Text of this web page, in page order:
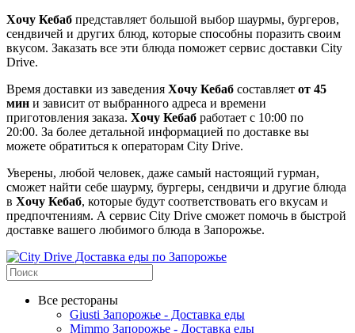
Хочу Кебаб представляет большой выбор шаурмы, бургеров,
сендвичей и других блюд, которые способны поразить своим
вкусом. Заказать все эти блюда поможет сервис доставки City
Drive.
Время доставки из заведения Хочу Кебаб составляет от 45
мин и зависит от выбранного адреса и времени
приготовления заказа. Хочу Кебаб работает с 10:00 по
20:00. За более детальной информацией по доставке вы
можете обратиться к операторам City Drive.
Уверены, любой человек, даже самый настоящий гурман,
сможет найти себе шаурму, бургеры, сендвичи и другие блюда
в Хочу Кебаб, которые будут соответствовать его вкусам и
предпочтениям. А сервис City Drive сможет помочь в быстрой
доставке вашего любимого блюда в Запорожье.
Все рестораны
Giusti Запорожье - Доставка еды
Mimmo Запорожье - Доставка еды